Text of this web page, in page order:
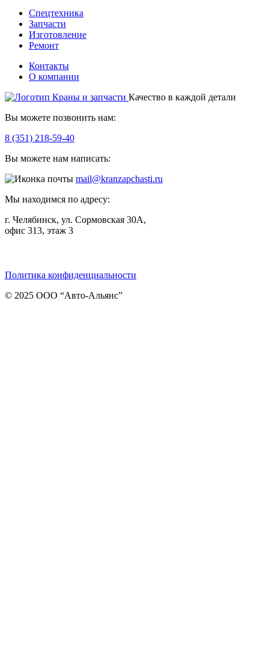
Спецтехника
Запчасти
Изготовление
Ремонт
Контакты
О компании
Качество в каждой детали
Вы можете позвонить нам:
8 (351) 218-59-40
Вы можете нам написать:
mail@kranzapchasti.ru
Мы находимся по адресу:
г. Челябинск, ул. Сормовская 30А,
офис 313, этаж 3
Политика конфиденциальности
© 2025 ООО “Авто-Альянс”